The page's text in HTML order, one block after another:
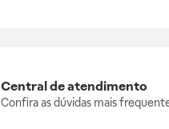
Central de atendimento
Confira as dúvidas mais